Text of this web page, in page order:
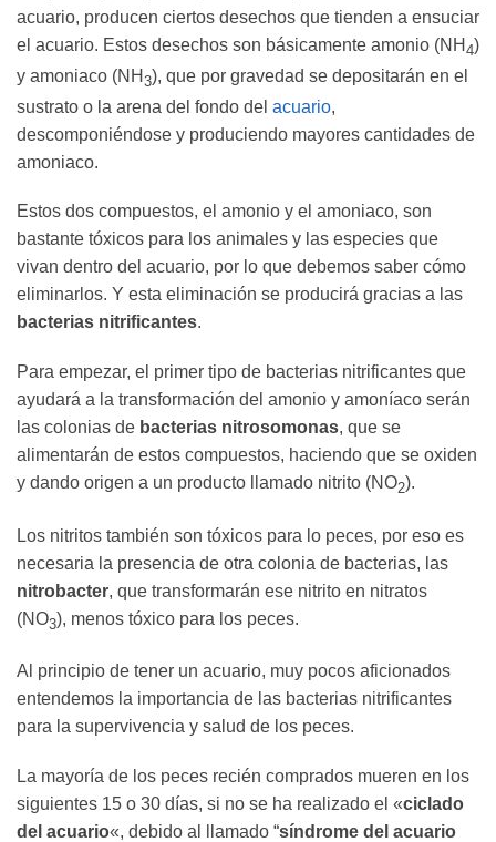
acuario, producen ciertos desechos que tienden a ensuciar
el acuario. Estos desechos son básicamente amonio (NH 4)
y amoniaco (NH 3), que por gravedad se depositarán en el
sustrato o la arena del fondo del acuario,
descomponiéndose y produciendo mayores cantidades de
amoniaco.
Estos dos compuestos, el amonio y el amoniaco, son
bastante tóxicos para los animales y las especies que
vivan dentro del acuario, por lo que debemos saber cómo
eliminarlos. Y esta eliminación se producirá gracias a las
bacterias nitrificantes.
Para empezar, el primer tipo de bacterias nitrificantes que
ayudará a la transformación del amonio y amoníaco serán
las colonias de bacterias nitrosomonas, que se
alimentarán de estos compuestos, haciendo que se oxiden
y dando origen a un producto llamado nitrito (NO2).
Los nitritos también son tóxicos para lo peces, por eso es
necesaria la presencia de otra colonia de bacterias, las
nitrobacter, que transformarán ese nitrito en nitratos
(NO3), menos tóxico para los peces.
Al principio de tener un acuario, muy pocos aficionados
entendemos la importancia de las bacterias nitrificantes
para la supervivencia y salud de los peces.
La mayoría de los peces recién comprados mueren en los
siguientes 15 o 30 días, si no se ha realizado el «ciclado
del acuario«, debido al llamado “síndrome del acuario